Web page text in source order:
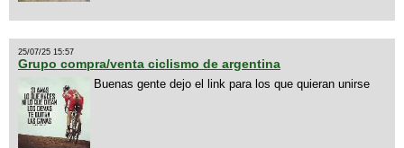
25/07/25 15:57
Grupo compra/venta ciclismo de argentina
Buenas gente dejo el link para los que quieran unirse